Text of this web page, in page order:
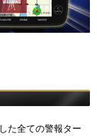
た全ての警報ター